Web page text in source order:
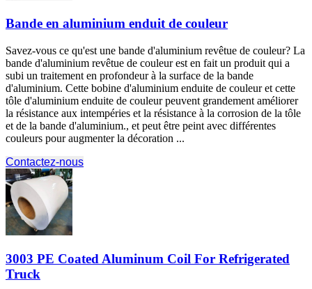
Bande en aluminium enduit de couleur
Savez-vous ce qu'est une bande d'aluminium revêtue de couleur? La
bande d'aluminium revêtue de couleur est en fait un produit qui a
subi un traitement en profondeur à la surface de la bande
d'aluminium. Cette bobine d'aluminium enduite de couleur et cette
tôle d'aluminium enduite de couleur peuvent grandement améliorer
la résistance aux intempéries et la résistance à la corrosion de la tôle
et de la bande d'aluminium., et peut être peint avec différentes
couleurs pour augmenter la décoration ...
Contactez-nous
3003 PE Coated Aluminum Coil For Refrigerated
Truck